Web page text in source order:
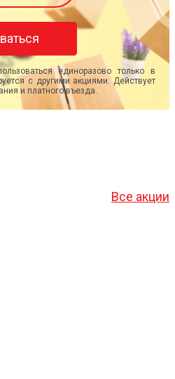
единоразово только в
с другими акциями. Действует
и платного въезда.
Все акции